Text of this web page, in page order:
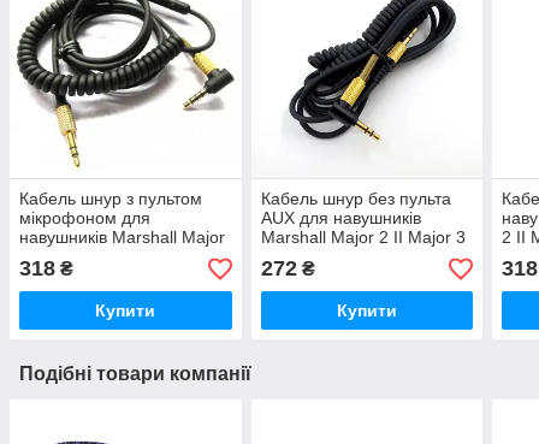
Кабель шнур з пультом
мікрофоном для
навушників Marshall Major
2 II Major 3 Major 4 IV MID
ANC Marshall Monitor
318 ₴
Купити
Кабель шнур без пульта
AUX для навушників
Marshall Major 2 II Major 3
III Major 4 IV Marshall Mid
Anc Monitor
272₴
Купити
2 II
318
Подібні товари компанії